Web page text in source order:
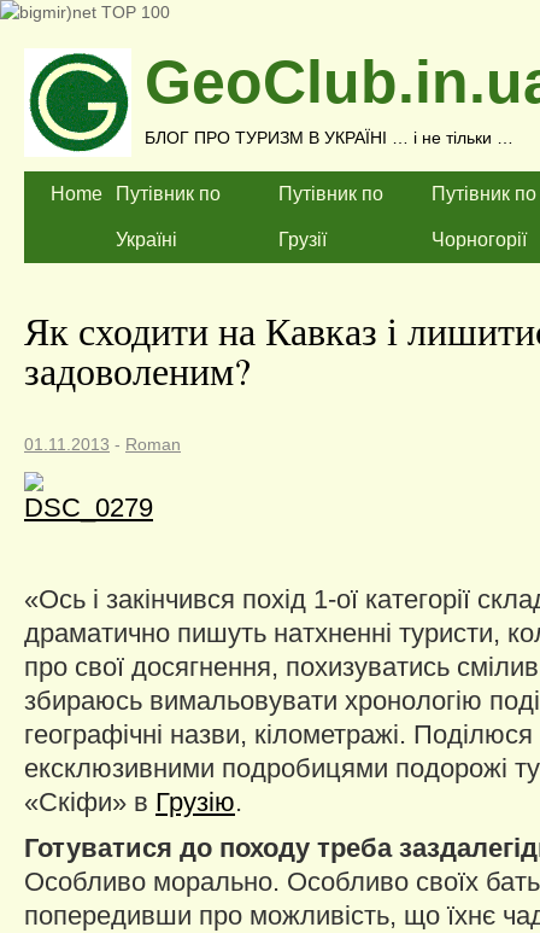
БЛОГ ПРО ТУРИЗМ В УКРАЇНІ … і не тільки …
Home Путівник по
Україні
Путівник по
Грузії
Путівник по
Чорногорії
Як сходити на Кавказ і
задоволеним?
01.11.2013 - Roman
«Ось і закінчився похід 1-ої категорії
драматично пишуть натхненні туристи,
про свої досягнення, похизуватись
збираюсь вимальовувати хронологію
географічні назви, кілометражі.
ексклюзивними подробицями подорожі
«Скіфи» в Грузію.
Готуватися до походу треба
Особливо морально. Особливо своїх
попередивши про можливість, що їхнє